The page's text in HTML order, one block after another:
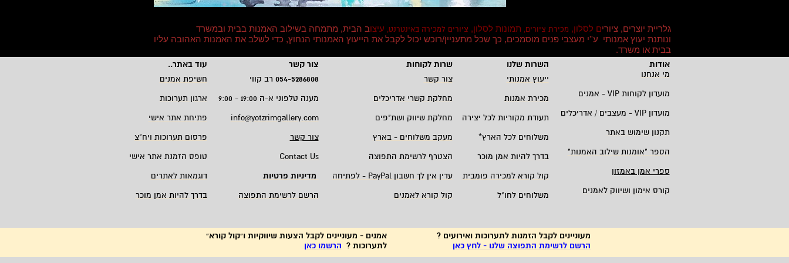
גלריית יוצרים, ציורים לסלון, מכירת ציורים, תמונות לסלון, ציורים למכירה באינטרנט, עיצוב הבית, מתמחה בשילוב האמנות בבית ובמשרד
ונותנת יעוץ אמנותי ע''י מעצבי פנים מוסמכים, כך שכל מתעניין/רוכש יכול לקבל את הייעוץ האמנותי הנחוץ, כדי לשלב את האמנות האהובה עליו
בבית או משרד.
אודות
השרות שלנו שרות לקוחות צור קשר עוד באתר..
מי אנחנו
ייעוץ אמנותי צור קשר 054-5286808 רב קווי
חשיפת אמנים
מועדון לקוחות VIP - אמנים מכירת אמנות מחלקת קשרי אדריכלים מענה טלפוני א-ה 19:00 - 9:00
ארגון תערוכות
מועדון VIP - מעצבים / אדריכלים תעודת מקוריות לכל יצירה מחלקת שיווק ושת"פים info@yotzrimgallery.com
פתיחת אתר אישי
תקנון שימוש באתר
משלוחים לכל הארץ* מעקב משלוחים - בארץ צור קשר
פרסום תערוכות ויח"צ
הספר "אומנות שילוב האמנות" בדרך להיות אמן מוכר הצטרף לרשימת התפוצה Contact Us
טופס הזמנת אתר אישי
ספרי אמן באמזון
קול קורא למכירה פומבית עדין אין לך חשבון PayPal - לפתיחה מדיניות פרטיות
דוגמאות לאתרים
קורס אימון ושיווק לאמנים
משלוחים לחו"ל קול קורא לאמנים הרשם לרשימת התפוצה בדרך להיות אמן מוכר
מעוניינים לקבל הזמנות לתערוכות ואירועים ?
הרשם לרשימת התפוצה שלנו - לחץ כאן
אמנים - מעוניינים לקבל הצעות שיווקיות ו"קול קורא"
לתערוכות ? הרשמו כאן